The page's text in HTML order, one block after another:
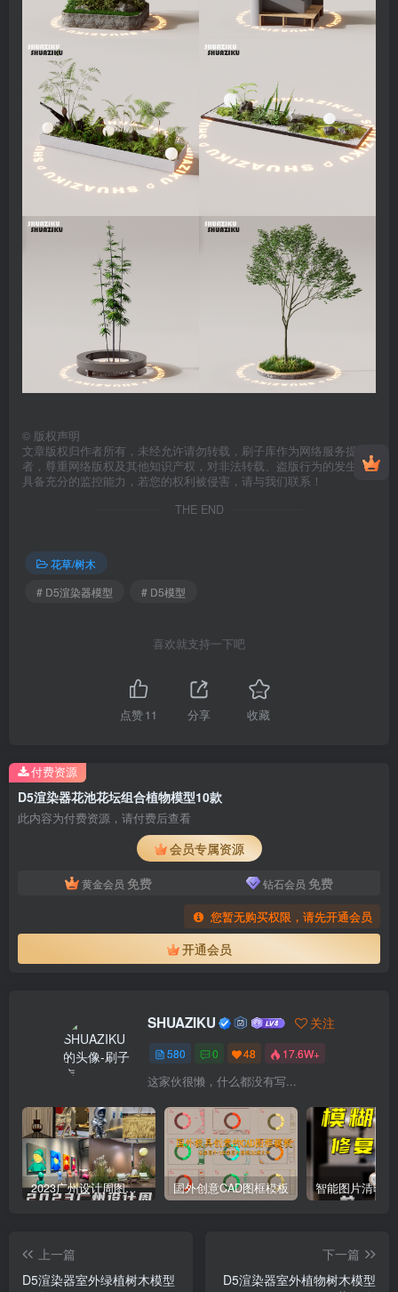
© 版权声明
文章版权归作者所有，未经允许请勿转载，刷子库作为网络服务提供
者，尊重网络版权及其他知识产权，对非法转载、盗版行为的发生不
具备充分的监控能力，若您的权利被侵害，请与我们联系！
THE END
花草/树木
# D5渲染器模型
# D5模型
喜欢就支持一下吧
点赞11 分享 收藏
D5渲染器花池花坛组合植物模型10款
此内容为付费资源，请付费后查看
会员专属资源
黄金会员 免费 钻石会员 免费
您暂无购买权限，请先开通会员
开通会员
付费资源
SHUAZIKU 关注
580 0 48 17.6W+
这家伙很懒，什么都没有写...
2023广州设计周图集更新至8000多张高清图+联系方式 国外创意CAD图框模板
上一篇
D5渲染器室外绿植树木模型
下一篇
D5渲染器室外植物树木模型